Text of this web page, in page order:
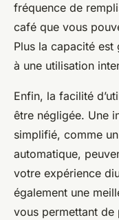
fréquence de
café que vous
Plus la capacité est
à une utilisation
Enfin, la facilité
être négligée. Une
simplifié, comme
automatique,
votre expérience
également une
vous permettant